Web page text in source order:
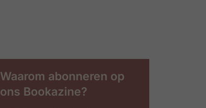
Waarom abonneren op
ons Bookazine?